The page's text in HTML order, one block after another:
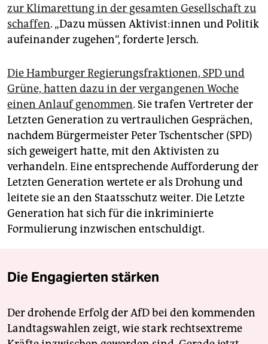
zur Klimarettung in der gesamten Gesellschaft zu
schaffen. „Dazu müssen Aktivist­:in­nen und Politik
aufeinander zugehen“, forderte Jersch.
Die Hamburger Regierungsfraktionen, SPD und
Grüne, hatten dazu in der vergangenen Woche
einen Anlauf genommen. Sie trafen Vertreter der
Letzten Generation zu vertraulichen Gesprächen,
nachdem Bürgermeister Peter Tschentscher (SPD)
sich geweigert hatte, mit den Aktivisten zu
verhandeln. Eine entsprechende Aufforderung der
Letzten Generation wertete er als Drohung und
leitete sie an den Staatsschutz weiter. Die Letzte
Generation hat sich für die inkriminierte
Formulierung inzwischen entschuldigt.
Die Engagierten stärken
Der drohende Erfolg der AfD bei den kommenden
Landtagswahlen zeigt, wie stark rechtsextreme